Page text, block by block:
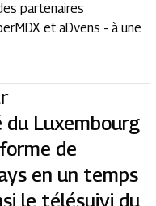
partenaires
et aDvens - à une
Luxembourg
de
en un temps
le télésuivi du